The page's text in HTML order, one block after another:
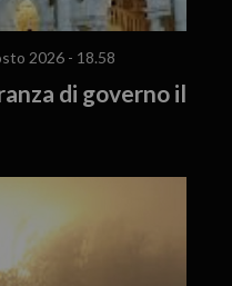
2026 - 18.58
di governo il